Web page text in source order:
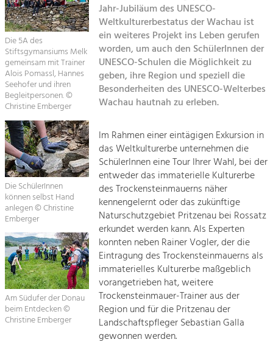
Kirchen am Fluss
Suche
Impressum
Kontakt
Tourismus
Angebotsentwicklung und
Positionierung.
Kunst & Kultur
Handwerk, Wissenschaft und Forschung.
Soziales, Bildung &
Identität
Gleichberechtigung, Jugend und
Integration
Mobilität & Energie
Klimawandel, öffentlicher Verkehr und
erneuerbare Energie
Wirtschaft
Steigerung regionaler Wertschöpfung
Die 5A des
Stiftsgymansiums Melk
gemeinsam mit Trainer
Alois Pomassl, Hannes
Seehofer und ihren
Begleitpersonen. ©
Christine Emberger
Die SchülerInnen
können selbst Hand
anlegen © Christine
Emberger
Am Südufer der Donau
beim Entdecken ©
Christine Emberger
Jahr-Jubiläum des UNESCO-
Weltkulturerbestatus der Wachau ist
ein weiteres Projekt ins Leben gerufen
worden, um auch den SchülerInnen der
UNESCO-Schulen die Möglichkeit zu
geben, ihre Region und speziell die
Besonderheiten des UNESCO-Welterbes
Wachau hautnah zu erleben.
Im Rahmen einer eintägigen Exkursion in
das Weltkulturerbe unternehmen die
SchülerInnen eine Tour Ihrer Wahl, bei der
entweder das immaterielle Kulturerbe
des Trockensteinmauerns näher
kennengelernt oder das zukünftige
Naturschutzgebiet Pritzenau bei Rossatz
erkundet werden kann. Als Experten
konnten neben Rainer Vogler, der die
Eintragung des Trockensteinmauerns als
immaterielles Kulturerbe maßgeblich
vorangetrieben hat, weitere
Trockensteinmauer-Trainer aus der
Region und für die Pritzenau der
Landschaftspfleger Sebastian Galla
gewonnen werden.